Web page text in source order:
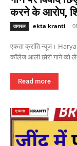
करने के आरोप,
वायरल ekta kranti -
एकता क्रांति न्यूज।
कॉलेज आली छोरी गाने को
Read more